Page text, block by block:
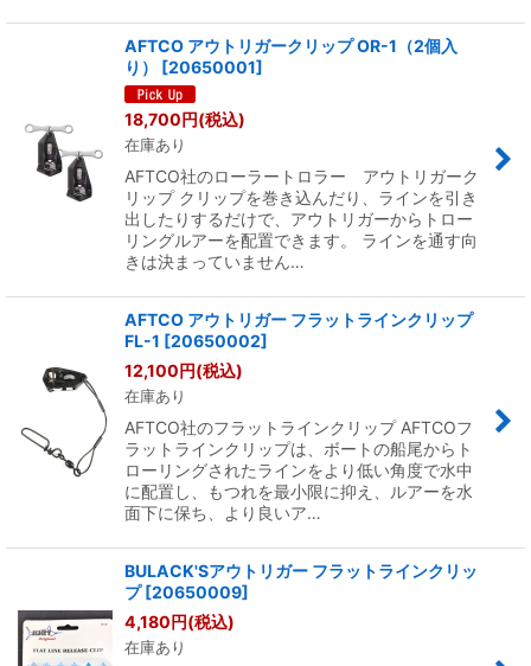
AFTCO アウトリガークリップ OR-1（2個入
り）
[20650001]
18,700円(税込)
在庫あり
AFTCO社のローラートロラー アウトリガーク
リップ クリップを巻き込んだり、ラインを引き
出したりするだけで、アウトリガーからトロー
リングルアーを配置できます。 ラインを通す向
きは決まっていません…
AFTCO アウトリガー フラットラインクリップ
FL-1 [20650002]
12,100円(税込)
在庫あり
AFTCO社のフラットラインクリップ AFTCOフ
ラットラインクリップは、ボートの船尾からト
ローリングされたラインをより低い角度で水中
に配置し、もつれを最小限に抑え、ルアーを水
面下に保ち、より良いア…
BULACK'Sアウトリガー フラットラインクリッ
プ [20650009]
4,180円(税込)
在庫あり